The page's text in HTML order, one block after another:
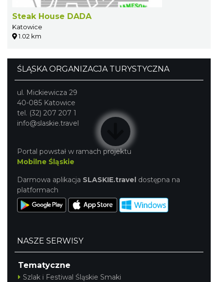
Steak House DADA
Katowice
1.02 km
ŚLĄSKA ORGANIZACJA TURYSTYCZNA
ul. Mickiewicza 29
40-085 Katowice
tel. (32) 207 207 1
info@slaskie.travel
Portal powstał w ramach projektu
Mobilne Śląskie
Darmowa aplikacja SLASKIE.travel dostępna na
platformach
NASZE SERWISY
Tematyczne
Szlak i Festiwal Śląskie Smaki